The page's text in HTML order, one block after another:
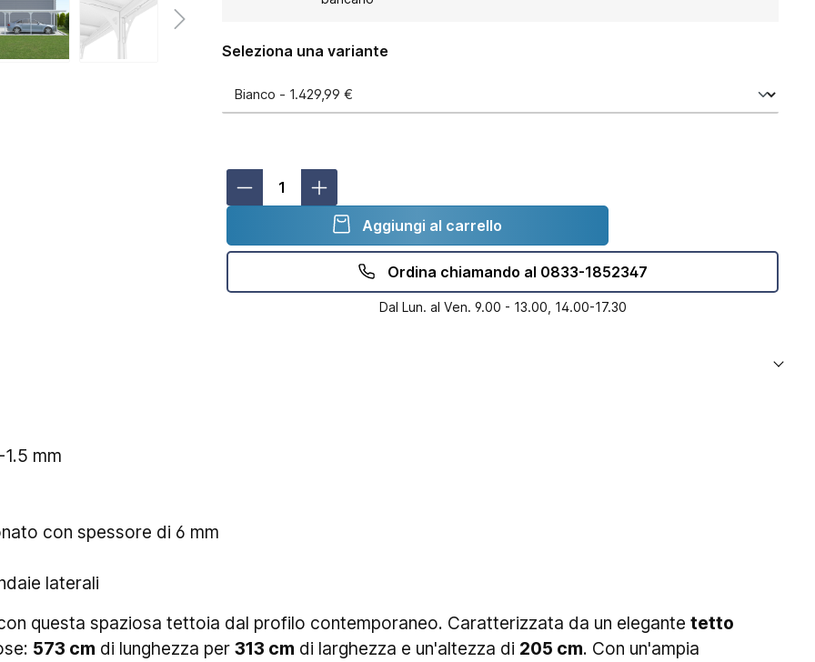
Seleziona una variante
Aggiungi al carrello
Ordina chiamando al 0833-1852347
Dal Lun. al Ven. 9.00 - 13.00, 14.00-17.30
mm
con spessore di 6 mm
laterali
questa spaziosa tettoia dal profilo contemporaneo. Caratterizzata da un elegante tetto
573 cm di lunghezza per 313 cm di larghezza e un'altezza di 205 cm. Con un'ampia